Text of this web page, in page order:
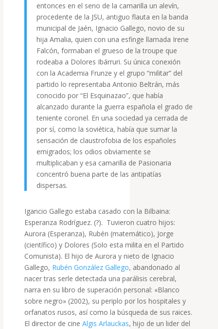
entonces en el seno de la camarilla un alevín,
procedente de la JSU, antiguo flauta en la banda
municipal de Jaén, Ignacio Gallego, novio de su
hija Amalia, quien con una esfinge llamada Irene
Falcón, formaban el grueso de la troupe que
rodeaba a Dolores Ibárruri. Su única conexión
con la Academia Frunze y el grupo “militar” del
partido lo representaba Antonio Beltrán, más
conocido por “El Esquinazao”, que había
alcanzado durante la guerra española el grado de
teniente coronel. En una sociedad ya cerrada de
por sí, como la soviética, había que sumar la
sensación de claustrofobia de los españoles
emigrados; los odios obviamente se
multiplicaban y esa camarilla de Pasionaria
concentró buena parte de las antipatías
dispersas.
Igancio Gallego estaba casado con la Bilbaina:
Esperanza Rodríguez. (?). Tuvieron cuatro hijos:
Aurora (Esperanza), Rubén (matemático), Jorge
(científico) y Dolores (Solo esta milita en el Partido
Comunista). El hijo de Aurora y nieto de Ignacio
Gallego, Rubén González Gallego, abandonado al
nacer tras serle detectada una parálisis cerebral,
narra en su libro de superación personal: «Blanco
sobre negro» (2002), su periplo por los hospitales y
orfanatos rusos, así como la búsqueda de sus raices.
El director de cineAlgis Arlauckas, hijo de un lider del